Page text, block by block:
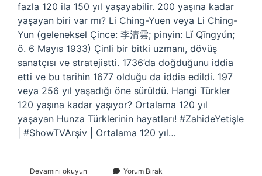
fazla 120 ila 150 yıl yaşayabilir. 200 yaşına kadar
yaşayan biri var mı? Li Ching-Yuen veya Li Ching-
Yun (geleneksel Çince: 李清雲; pinyin: Lǐ Qīngyún;
ö. 6 Mayıs 1933) Çinli bir bitki uzmanı, dövüş
sanatçısı ve stratejistti. 1736’da doğduğunu iddia
etti ve bu tarihin 1677 olduğu da iddia edildi. 197
veya 256 yıl yaşadığı öne sürüldü. Hangi Türkler
120 yaşına kadar yaşıyor? Ortalama 120 yıl
yaşayan Hunza Türklerinin hayatları! #ZahideYetişle
| #ShowTVArşiv | Ortalama 120 yıl…
Devamını okuyun Yorum Bırak